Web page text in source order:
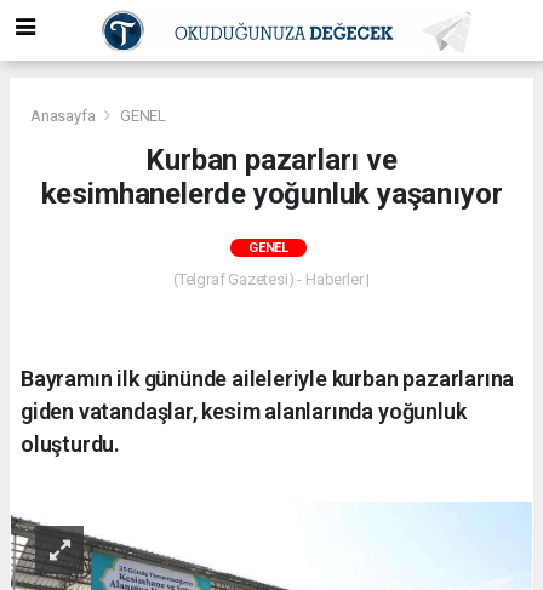
Anasayfa GENEL
Kurban pazarları ve
kesimhanelerde yoğunluk yaşanıyor
GENEL
(Telgraf Gazetesi) - Haberler |
Bayramın ilk gününde aileleriyle kurban pazarlarına
giden vatandaşlar, kesim alanlarında yoğunluk
oluşturdu.